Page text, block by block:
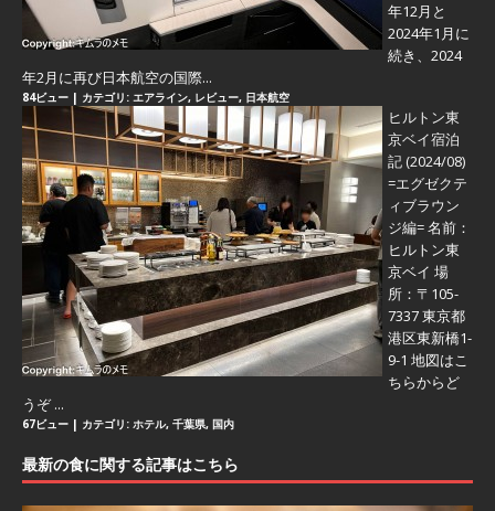
年12月と
2024年1月に
続き、2024
年2月に再び日本航空の国際...
84ビュー | カテゴリ: エアライン, レビュー, 日本航空
ヒルトン東
京ベイ宿泊
記 (2024/08)
=エグゼクテ
ィブラウン
ジ編=名前：
ヒルトン東
京ベイ 場
所：〒105-
7337 東京都
港区東新橋1-
9-1 地図はこ
ちらからど
うぞ ...
67ビュー | カテゴリ: ホテル, 千葉県, 国内
最新の食に関する記事はこちら